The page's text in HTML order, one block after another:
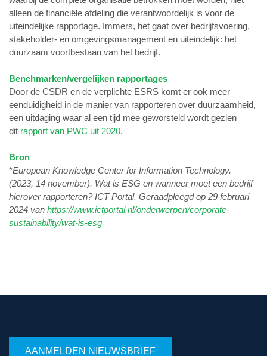
alleen de financiële afdeling die verantwoordelijk is voor de
uiteindelijke rapportage. Immers, het gaat over bedrijfsvoering,
stakeholder- en omgevingsmanagement en uiteindelijk: het
duurzaam voortbestaan van het bedrijf.
Benchmarken/vergelijken rapportages
Door de CSDR en de verplichte ESRS komt er ook meer
eenduidigheid in de manier van rapporteren over duurzaamheid,
een uitdaging waar al een tijd mee geworsteld wordt gezien
dit rapport van PWC uit 2020.
Bron
*European Knowledge Center for Information Technology.
(2023, 14 november). Wat is ESG en wanneer moet een bedrijf
hierover rapporteren? ICT Portal. Geraadpleegd op 29 februari
2024 van https://www.ictportal.nl/onderwerpen/corporate-
sustainability/wat-is-esg
AANMELDEN NIEUWSBRIEF